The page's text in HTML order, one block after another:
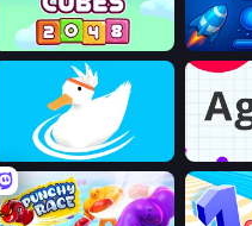
Inca Cubes 2048 Color
Ducklings Agar.io